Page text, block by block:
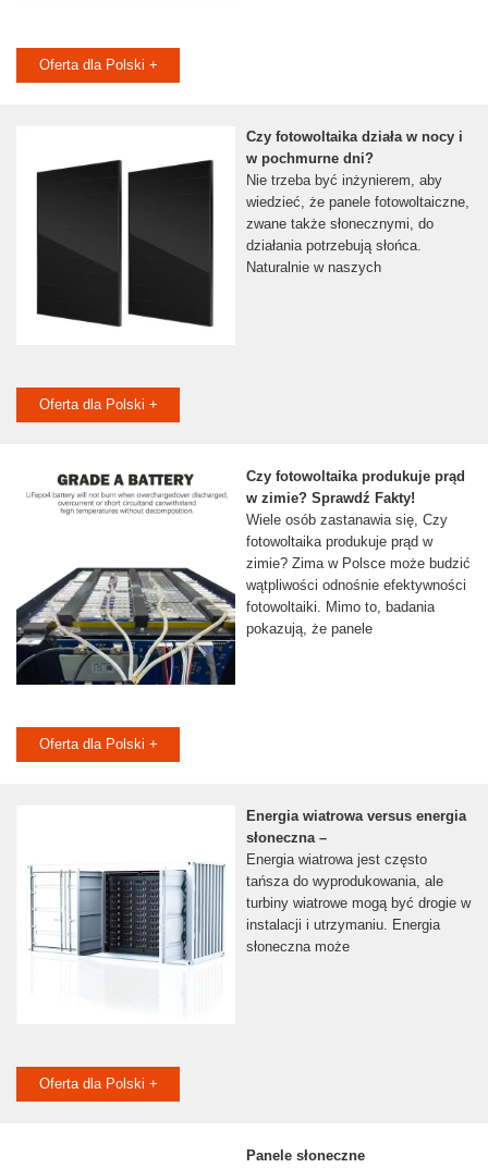
Oferta dla Polski +
Czy fotowoltaika działa w nocy i
w pochmurne dni?
Nie trzeba być inżynierem, aby
wiedzieć, że panele fotowoltaiczne,
zwane także słonecznymi, do
działania potrzebują słońca.
Naturalnie w naszych
Oferta dla Polski +
Czy fotowoltaika produkuje prąd
w zimie? Sprawdź Fakty!
Wiele osób zastanawia się, Czy
fotowoltaika produkuje prąd w
zimie? Zima w Polsce może budzić
wątpliwości odnośnie efektywności
fotowoltaiki. Mimo to, badania
pokazują, że panele
Oferta dla Polski +
Energia wiatrowa versus energia
słoneczna –
Energia wiatrowa jest często
tańsza do wyprodukowania, ale
turbiny wiatrowe mogą być drogie w
instalacji i utrzymaniu. Energia
słoneczna może
Oferta dla Polski +
Panele słoneczne